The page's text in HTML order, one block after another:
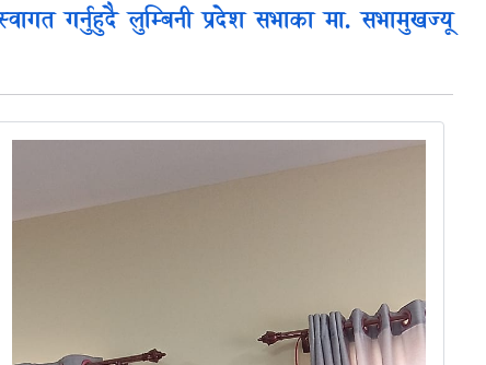
गर्नुहुदै लुम्बिनी प्रदेश सभाका मा. सभामुखज्यू